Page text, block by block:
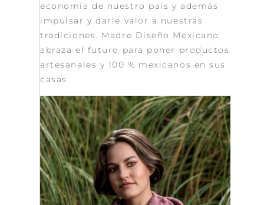
economía de nuestro país y además
impulsar y darle valor a nuestras
tradiciones. Madre Diseño Mexicano
abraza el futuro para poner productos
artesanales y 100 % mexicanos en sus
casas.